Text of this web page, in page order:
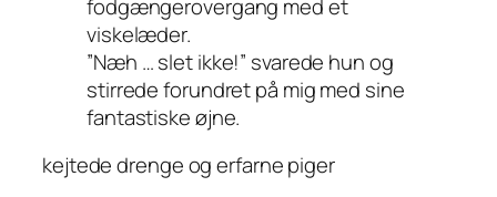
fodgængerovergang med et
viskelæder.
”Næh … slet ikke!” svarede hun og
stirrede forundret på mig med sine
fantastiske øjne.
kejtede drenge og erfarne piger